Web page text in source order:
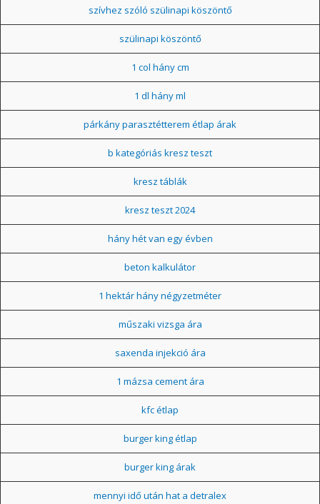
szívhez szóló szülinapi köszöntő
szülinapi köszöntő
1 col hány cm
1 dl hány ml
párkány parasztétterem étlap árak
b kategóriás kresz teszt
kresz táblák
kresz teszt 2024
hány hét van egy évben
beton kalkulátor
1 hektár hány négyzetméter
műszaki vizsga ára
saxenda injekció ára
1 mázsa cement ára
kfc étlap
burger king étlap
burger king árak
mennyi idő után hat a detralex